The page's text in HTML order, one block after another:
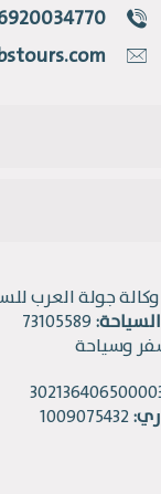
وكالة جولة العرب
وسياحة